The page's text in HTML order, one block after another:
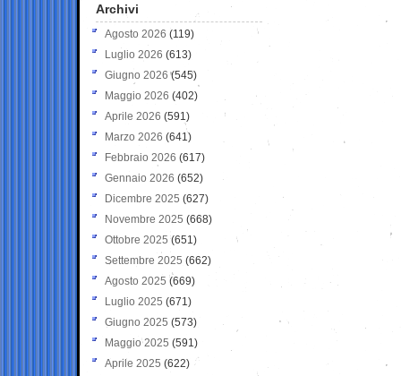
Archivi
Agosto 2026 (119)
Luglio 2026 (613)
Giugno 2026 (545)
Maggio 2026 (402)
Aprile 2026 (591)
Marzo 2026 (641)
Febbraio 2026 (617)
Gennaio 2026 (652)
Dicembre 2025 (627)
Novembre 2025 (668)
Ottobre 2025 (651)
Settembre 2025 (662)
Agosto 2025 (669)
Luglio 2025 (671)
Giugno 2025 (573)
Maggio 2025 (591)
Aprile 2025 (622)